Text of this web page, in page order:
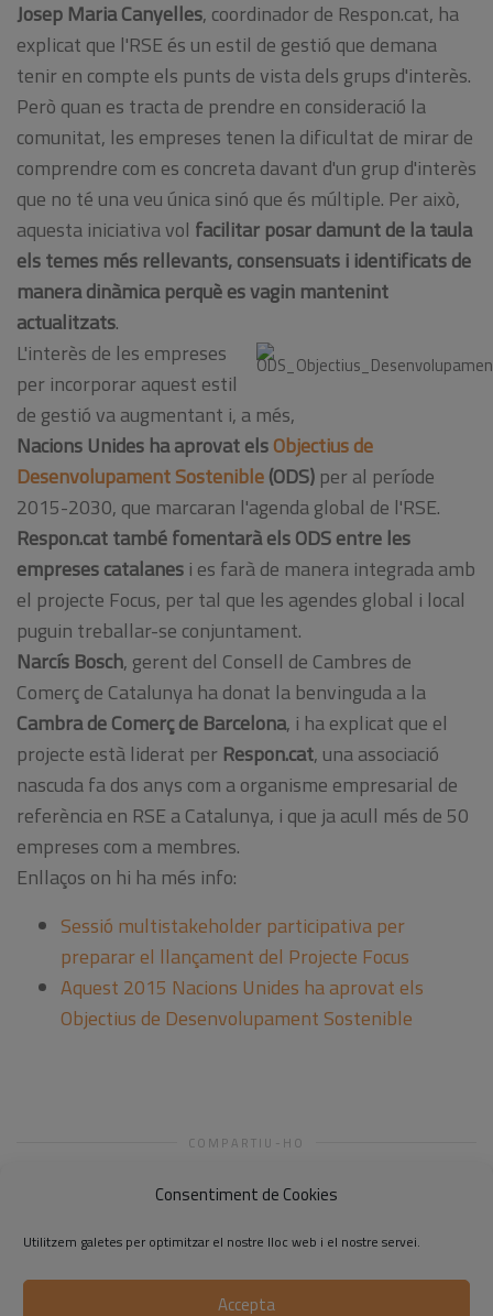
Consentiment de Cookies
Utilitzem galetes per optimitzar el nostre lloc web i el nostre servei.
Accepta
Josep Maria Canyelles, coordinador de Respon.cat, ha
explicat que l'RSE és un estil de gestió que demana
tenir en compte els punts de vista dels grups d'interès.
Però quan es tracta de prendre en consideració la
comunitat, les empreses tenen la dificultat de mirar de
comprendre com es concreta davant d'un grup d'interès
que no té una veu única sinó que és múltiple. Per això,
aquesta iniciativa vol facilitar posar damunt de la taula
els temes més rellevants, consensuats i identificats de
manera dinàmica perquè es vagin mantenint
actualitzats.
L'interès de les empreses
per incorporar aquest estil
de gestió va augmentant i, a més,
Nacions Unides ha aprovat elsObjectius de
Desenvolupament Sostenible(ODS) per al període
2015-2030, que marcaran l'agenda global de l'RSE.
Respon.cat també fomentarà els ODS entre les
empreses catalanes i es farà de manera integrada amb
el projecte Focus, per tal que les agendes global i local
puguin treballar-se conjuntament.
Narcís Bosch, gerent del Consell de Cambres de
Comerç de Catalunya ha donat la benvinguda a la
Cambra de Comerç de Barcelona, i ha explicat que el
projecte està liderat per Respon.cat, una associació
nascuda fa dos anys com a organisme empresarial de
referència en RSE a Catalunya, i que ja acull més de 50
empreses com a membres.
Enllaços on hi ha més info:
Sessió multistakeholder participativa per
preparar el llançament del Projecte Focus
Aquest 2015 Nacions Unides ha aprovat els
Objectius de Desenvolupament Sostenible
COMPARTIU-HO